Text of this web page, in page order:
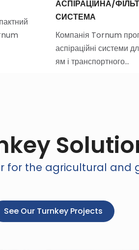
АСПІРАЦІЙНА/
СИСТЕМА
Компанія Tornum
аспіраційні системи
ям і транспортного…
for the agricultural and
See Our Turnkey Projects